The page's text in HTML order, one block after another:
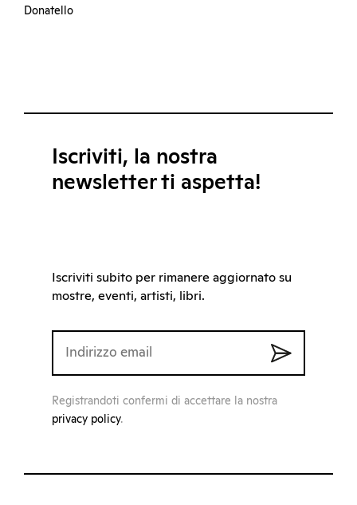
Donatello
Iscriviti, la nostra
newsletter ti aspetta!
Iscriviti subito per rimanere aggiornato su
mostre, eventi, artisti, libri.
Registrandoti confermi di accettare la nostra
privacy policy.